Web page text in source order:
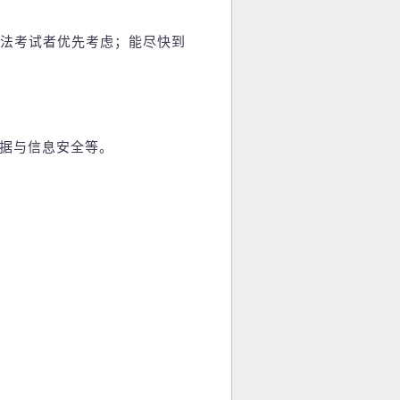
考试者优先考虑；能尽快到
与信息安全等。